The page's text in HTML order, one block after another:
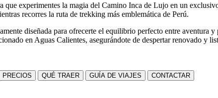
que experimentes la magia del Camino Inca de Lujo en un
recorres la ruta de trekking más emblemática de Perú.
diseñada para ofrecerte el equilibrio perfecto entre
en Aguas Calientes, asegurándote de despertar renovado y
PRECIOS QUÉ TRAER GUÍA DE VIAJES CONTACTAR